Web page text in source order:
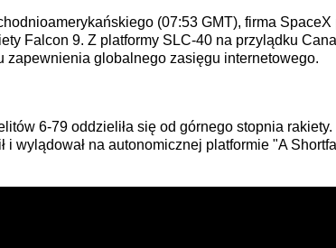
(07:53 GMT), firma SpaceX
Falcon 9. Z platformy SLC-40 na przylądku
globalnego zasięgu internetowego.
6-79 oddzieliła się od górnego stopnia
i wylądował na autonomicznej platformie "A